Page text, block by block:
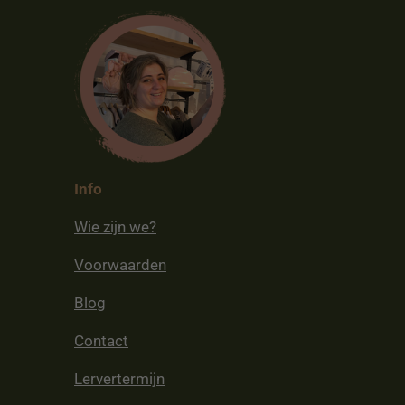
Info
Wie zijn we?
Voorwaarden
Blog
Contact
Lervertermijn